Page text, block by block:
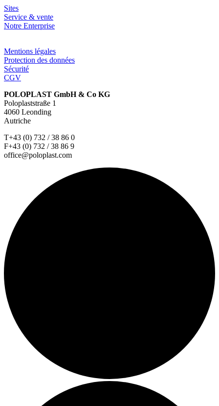
Sites
Service & vente
Notre Enterprise
Mentions légales
Protection des données
Sécurité
CGV
POLOPLAST GmbH & Co KG
Poloplaststraße 1
4060 Leonding
Autriche
T+43 (0) 732 / 38 86 0
F+43 (0) 732 / 38 86 9
office@poloplast.com